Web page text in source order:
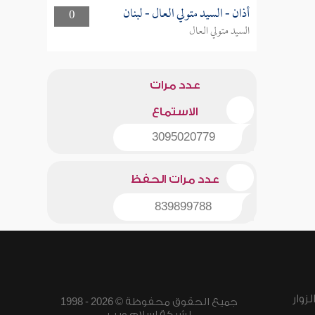
0
أذان - السيد متولي العال - لبنان
السيد متولي العال
عدد مرات
الاستماع
3095020779
عدد مرات الحفظ
839899788
جميع الحقوق محفوظة © 2026 - 1998